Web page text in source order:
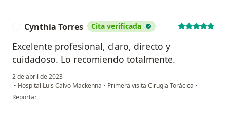
Cynthia Torres Cita verificada
Excelente profesional, claro, directo y
cuidadoso. Lo recomiendo totalmente.
2 de abril de 2023
• Hospital Luis Calvo Mackenna • Primera visita Cirugía Torácica •
en opinión del usuario Cynthia Torres
Reportar